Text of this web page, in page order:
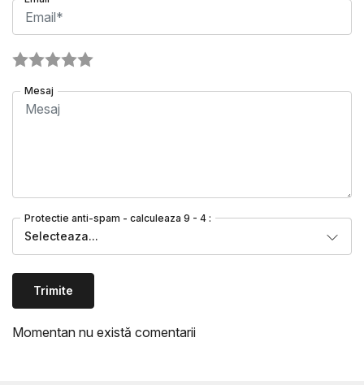
Mesaj
Protectie anti-spam - calculeaza 9 - 4 :
Selecteaza...
Trimite
Momentan nu există comentarii